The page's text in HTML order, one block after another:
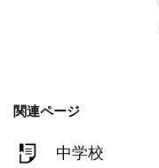
関連ページ
中学校